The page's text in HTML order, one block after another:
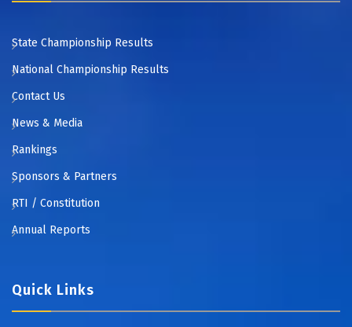
State Championship Results
National Championship Results
Contact Us
News & Media
Rankings
Sponsors & Partners
RTI / Constitution
Annual Reports
Quick Links